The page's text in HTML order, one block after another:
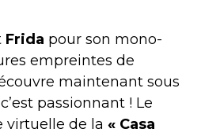
Frida pour son mono-
empreintes de
maintenant sous
passionnant ! Le
virtuelle de la « Casa